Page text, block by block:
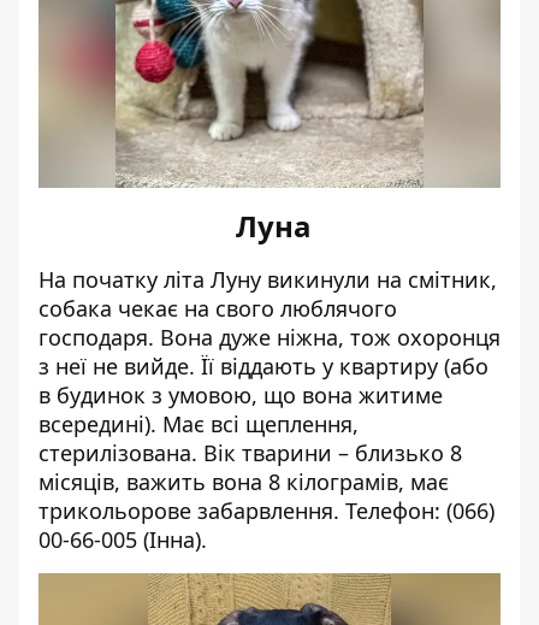
Луна
На початку літа Луну викинули на смітник,
собака чекає на свого люблячого
господаря. Вона дуже ніжна, тож охоронця
з неї не вийде. Її віддають у квартиру (або
в будинок з умовою, що вона житиме
всередині). Має всі щеплення,
стерилізована. Вік тварини – близько 8
місяців, важить вона 8 кілограмів, має
трикольорове забарвлення. Телефон: (066)
00-66-005 (Інна).